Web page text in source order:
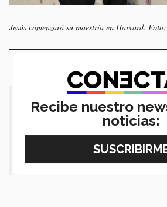
Jesús comenzará su maestría en Harvard.
"Creo quela solución
local, entrabajar en las
comunidades".
Recibe nuestro
noticias: